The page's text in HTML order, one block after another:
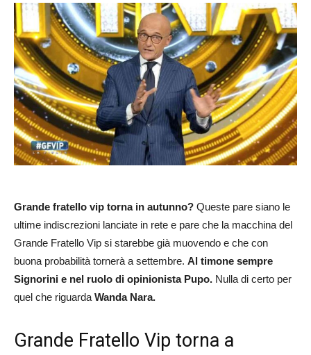
Grande fratello vip torna in autunno? Queste pare siano le
ultime indiscrezioni lanciate in rete e pare che la macchina del
Grande Fratello Vip si starebbe già muovendo e che con
buona probabilità tornerà a settembre. Al timone sempre
Signorini e nel ruolo di opinionista Pupo. Nulla di certo per
quel che riguardaWanda Nara.
Grande Fratello Vip torna a